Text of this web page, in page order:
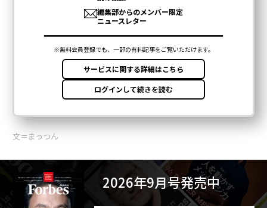
文＝まっつん
2026年9月号発売中